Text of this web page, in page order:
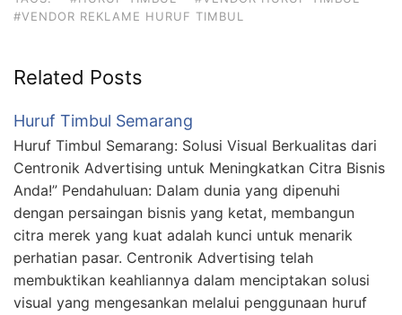
#VENDOR REKLAME HURUF TIMBUL
Related Posts
Huruf Timbul Semarang
Huruf Timbul Semarang: Solusi Visual Berkualitas dari
Centronik Advertising untuk Meningkatkan Citra Bisnis
Anda!” Pendahuluan: Dalam dunia yang dipenuhi
dengan persaingan bisnis yang ketat, membangun
citra merek yang kuat adalah kunci untuk menarik
perhatian pasar. Centronik Advertising telah
membuktikan keahliannya dalam menciptakan solusi
visual yang mengesankan melalui penggunaan huruf